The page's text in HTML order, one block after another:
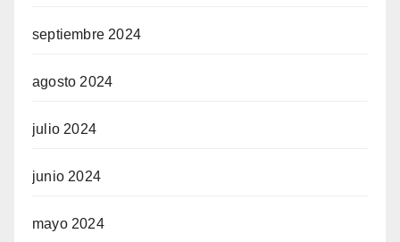
septiembre 2024
agosto 2024
julio 2024
junio 2024
mayo 2024